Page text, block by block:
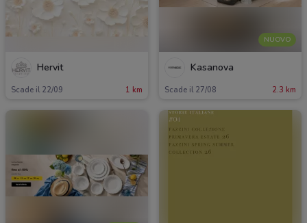
Hervit
Scade il 22/09 1 km
NUOVO
Kasanova
Scade il 27/08 2.3 km